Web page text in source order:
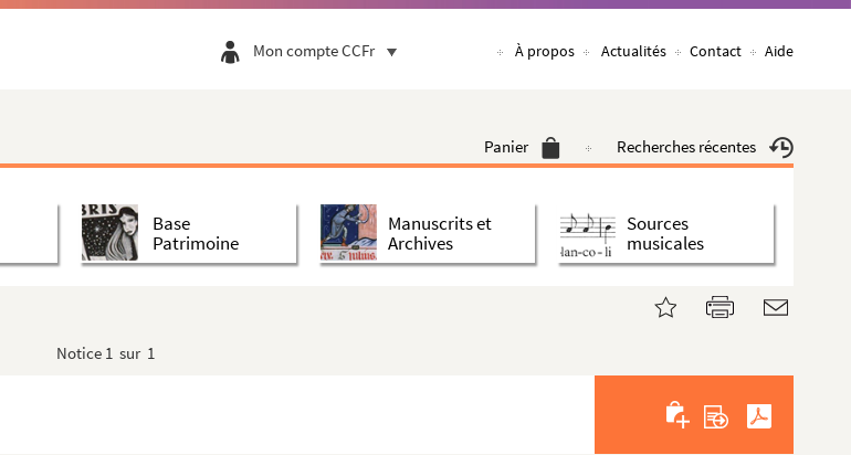
Mon compte CCFr À propos Actualités Contact Aide
Panier Recherches récentes
Base
Patrimoine
Manuscrits et
Archives
Sources
musicales
Notice 1 sur 1